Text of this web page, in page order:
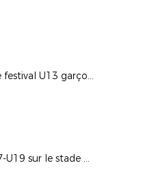
retour sur le festival U13 garçons
Module U17-U19 sur le stade d'Alizay